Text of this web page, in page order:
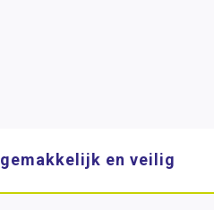
gemakkelijk en veilig